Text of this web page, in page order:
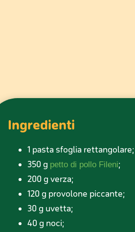
Ingredienti
1 pasta sfoglia rettangolare;
350 g petto di pollo Fileni;
200 g verza;
120 g provolone piccante;
30 g uvetta;
40 g noci;